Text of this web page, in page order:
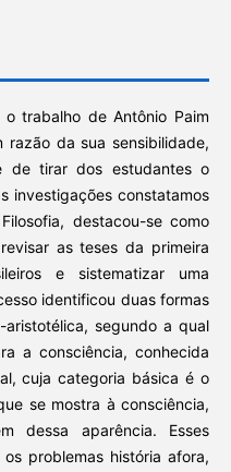
trabalho de Antônio Paim
razão da sua sensibilidade,
de tirar dos estudantes o
investigações constatamos
destacou-se como
as teses da primeira
e sistematizar uma
identificou duas formas
segundo a qual
a consciência, conhecida
cuja categoria básica é o
se mostra à consciência,
dessa aparência. Esses
problemas história afora,